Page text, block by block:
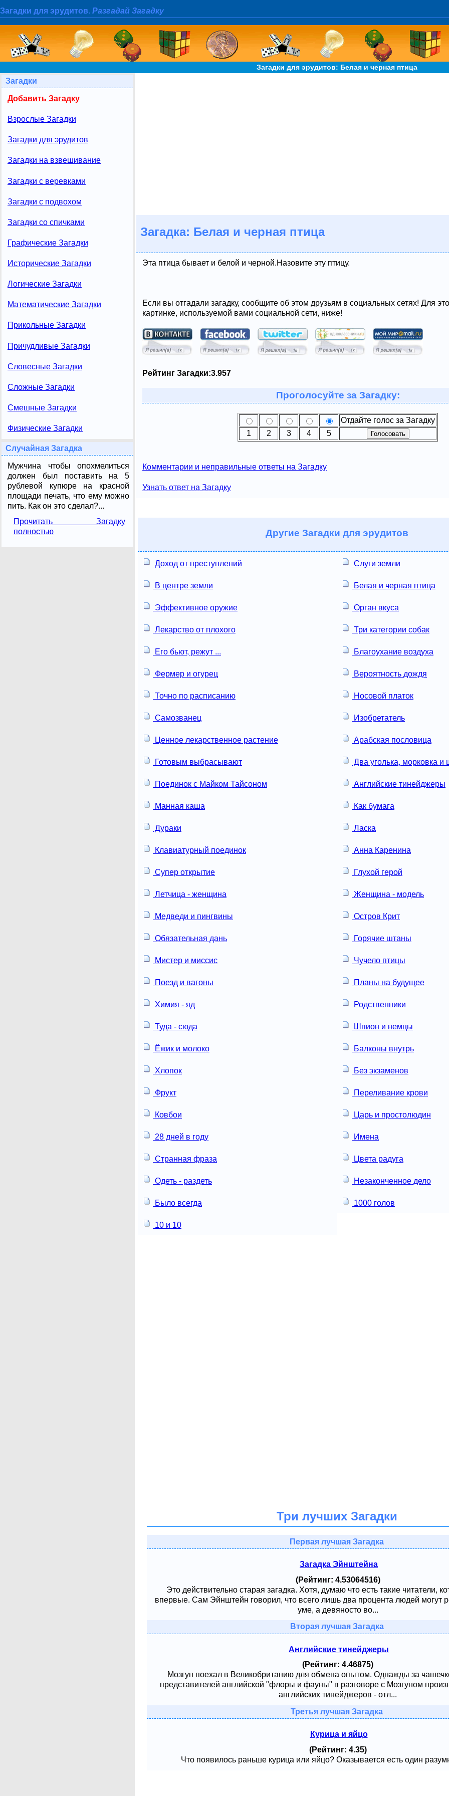
Загадки для эрудитов. Разгадай Загадку
Загадки для эрудитов: Белая и черная птица
Загадки
Добавить Загадку
Взрослые Загадки
Загадки для эрудитов
Загадки на взвешивание
Загадки с веревками
Загадки с подвохом
Загадки со спичками
Графические Загадки
Исторические Загадки
Логические Загадки
Математические Загадки
Прикольные Загадки
Причудливые Загадки
Словесные Загадки
Сложные Загадки
Смешные Загадки
Физические Загадки
Случайная Загадка
Мужчина чтобы опохмелиться
должен был поставить на 5
рублевой купюре на красной
площади печать, что ему можно
пить. Как он это сделал?...
Прочитать Загадку
полностью
Загадка: Белая и черная птица
Эта птица бывает и белой и черной.Назовите эту птицу.
Если вы отгадали загадку, сообщите об этом друзьям в социальных сетях! Для
картинке, используемой вами социальной сети, ниже!
Рейтинг Загадки:3.957
Проголосуйте за Загадку:
Отдайте голос за Загадку
1
2 3 4 5
Комментарии и неправильные ответы на Загадку
Узнать ответ на Загадку
Другие Загадки для эрудитов
Доход от преступлений Слуги земли
В центре земли Белая и черная птица
Эффективное оружие Орган вкуса
Лекарство от плохого Три категории собак
Его бьют, режут ... Благоухание воздуха
Фермер и огурец Вероятность дождя
Точно по расписанию Носовой платок
Самозванец Изобретатель
Ценное лекарственное растение Арабская пословица
Готовым выбрасывают Два уголька, морковка
Поединок с Майком Тайсоном Английские тинейджеры
Манная каша Как бумага
Дураки Ласка
Клавиатурный поединок Анна Каренина
Супер открытие Глухой герой
Летчица - женщина Женщина - модель
Медведи и пингвины Остров Крит
Обязательная дань Горячие штаны
Мистер и миссис Чучело птицы
Поезд и вагоны Планы на будущее
Химия - яд Родственники
Туда - сюда Шпион и немцы
Ёжик и молоко Балконы внутрь
Хлопок Без экзаменов
Фрукт Переливание крови
Ковбои Царь и простолюдин
28 дней в году Имена
Странная фраза Цвета радуга
Одеть - раздеть Незаконченное дело
Было всегда 1000 голов
10 и 10
Три лучших Загадки
Первая лучшая Загадка
Загадка Эйнштейна
(Рейтинг: 4.53064516)
Это действительно старая загадка. Хотя, думаю что есть такие читатели,
впервые. Сам Эйнштейн говорил, что всего лишь два процента людей могут
уме, а девяносто во...
Вторая лучшая Загадка
Английские тинейджеры
(Рейтинг: 4.46875)
Мозгун поехал в Великобританию для обмена опытом. Однажды за
представителей английской "флоры и фауны" в разговоре с Мозгуном
английских тинейджеров - отл...
Третья лучшая Загадка
Курица и яйцо
(Рейтинг: 4.35)
Что появилось раньше курица или яйцо? Оказывается есть один